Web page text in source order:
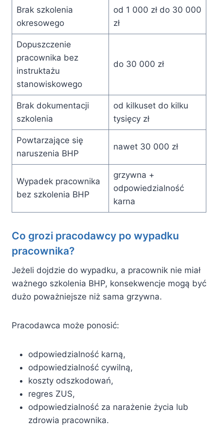
Brak szkolenia
okresowego
od 1 000 zł do 30 000
zł
Dopuszczenie
pracownika bez
instruktażu
stanowiskowego
do 30 000 zł
Brak dokumentacji
szkolenia
od kilkuset do kilku
tysięcy zł
Powtarzające się
naruszenia BHP
nawet 30 000 zł
Wypadek pracownika
bez szkolenia BHP
grzywna +
odpowiedzialność
karna
Co grozi pracodawcy po wypadku
pracownika?
Jeżeli dojdzie do wypadku, a pracownik nie miał
ważnego szkolenia BHP, konsekwencje mogą być
dużo poważniejsze niż sama grzywna.
Pracodawca może ponosić:
odpowiedzialność karną,
odpowiedzialność cywilną,
koszty odszkodowań,
regres ZUS,
odpowiedzialność za narażenie życia lub
zdrowia pracownika.